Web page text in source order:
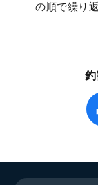
の順で繰り